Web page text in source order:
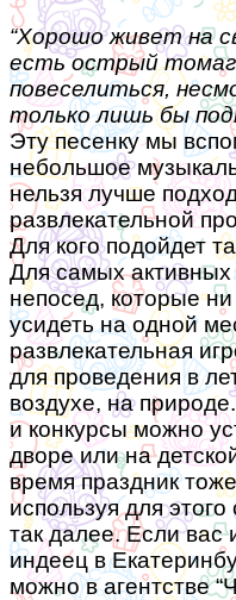
“Хорошо живет на
есть острый
повеселиться,
только лишь бы
Эту песенку мы
небольшое
нельзя лучше
развлекательной
Для кого подойдет
Для самых
непосед, которые
усидеть на одной
развлекательная
для проведения в
воздухе, на
и конкурсы можно
дворе или на
время праздник
используя для
так далее. Если вас
индеец в
можно в агентстве